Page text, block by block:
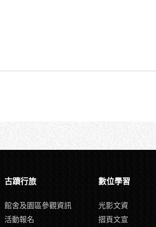
古蹟行旅
館舍及園區參觀資訊
活動報名
數位學習
光影文資
摺頁文宣